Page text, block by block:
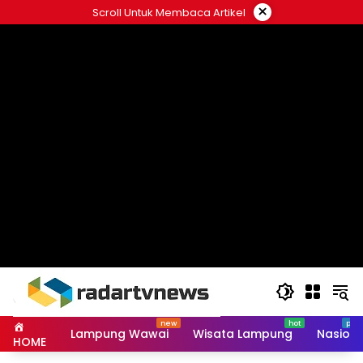
to
Scroll Untuk Membaca Artikel ×
HOME Lampung Wawai Wisata Lampung